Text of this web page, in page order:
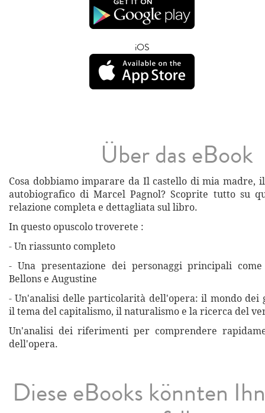
iOS
Über das eBook
Cosa dobbiamo imparare da Il castello di mia madre,
autobiografico di Marcel Pagnol? Scoprite tutto su
relazione completa e dettagliata sul libro.
In questo opuscolo troverete :
- Un riassunto completo
- Una presentazione dei personaggi principali
Bellons e Augustine
- Un'analisi delle particolarità dell'opera: il mondo dei
il tema del capitalismo, il naturalismo e la ricerca del
Un'analisi dei riferimenti per comprendere
dell'opera.
Diese eBooks könnten